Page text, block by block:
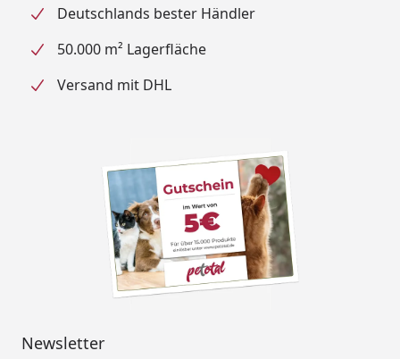
Deutschlands bester Händler
50.000 m² Lagerfläche
Versand mit DHL
Newsletter